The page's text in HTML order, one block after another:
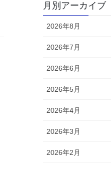
月別アーカイブ
2026年8月
2026年7月
2026年6月
2026年5月
2026年4月
2026年3月
2026年2月